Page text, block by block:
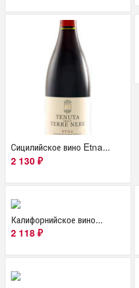
Сицилийское вино Etna...
2 130 ₽
Калифорнийское вино...
2 118 ₽